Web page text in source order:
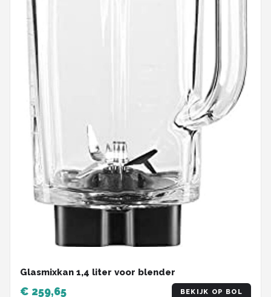
Glasmixkan 1,4 liter voor blender
€ 259,65 BEKIJK OP BOL